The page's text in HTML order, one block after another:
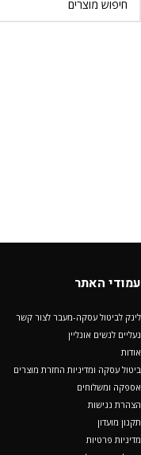
עמודי האתר
לינק לביטול עסקה-מעבר לצור קשר
נעליים לנשים אונליין
אודות
ביטול עסקה ומדיניות החזרת מוצרים
אספקה ומשלוחים
הצהרת נגישות
תקנון מועדון
מדיניות פרטיות